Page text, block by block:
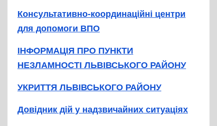
Консультативно-координаційні центри
для допомоги ВПО
ІНФОРМАЦІЯ ПРО ПУНКТИ
НЕЗЛАМНОСТІ ЛЬВІВСЬКОГО РАЙОНУ
УКРИТТЯ ЛЬВІВСЬКОГО РАЙОНУ
Довідник дій у надзвичайних ситуаціях